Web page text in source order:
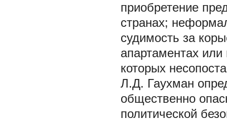
приобретение
странах;
судимость за
апартаментах
которых
Л.Д. Гаухман
общественно
политической